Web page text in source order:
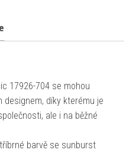
17926-704 se mohou
díky kterému je
ale i na běžné
barvě se sunburst